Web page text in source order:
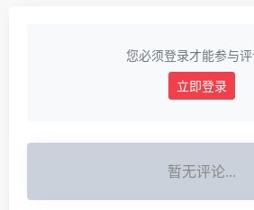
您必须登录才能参与评
立即登录
暂无评论...